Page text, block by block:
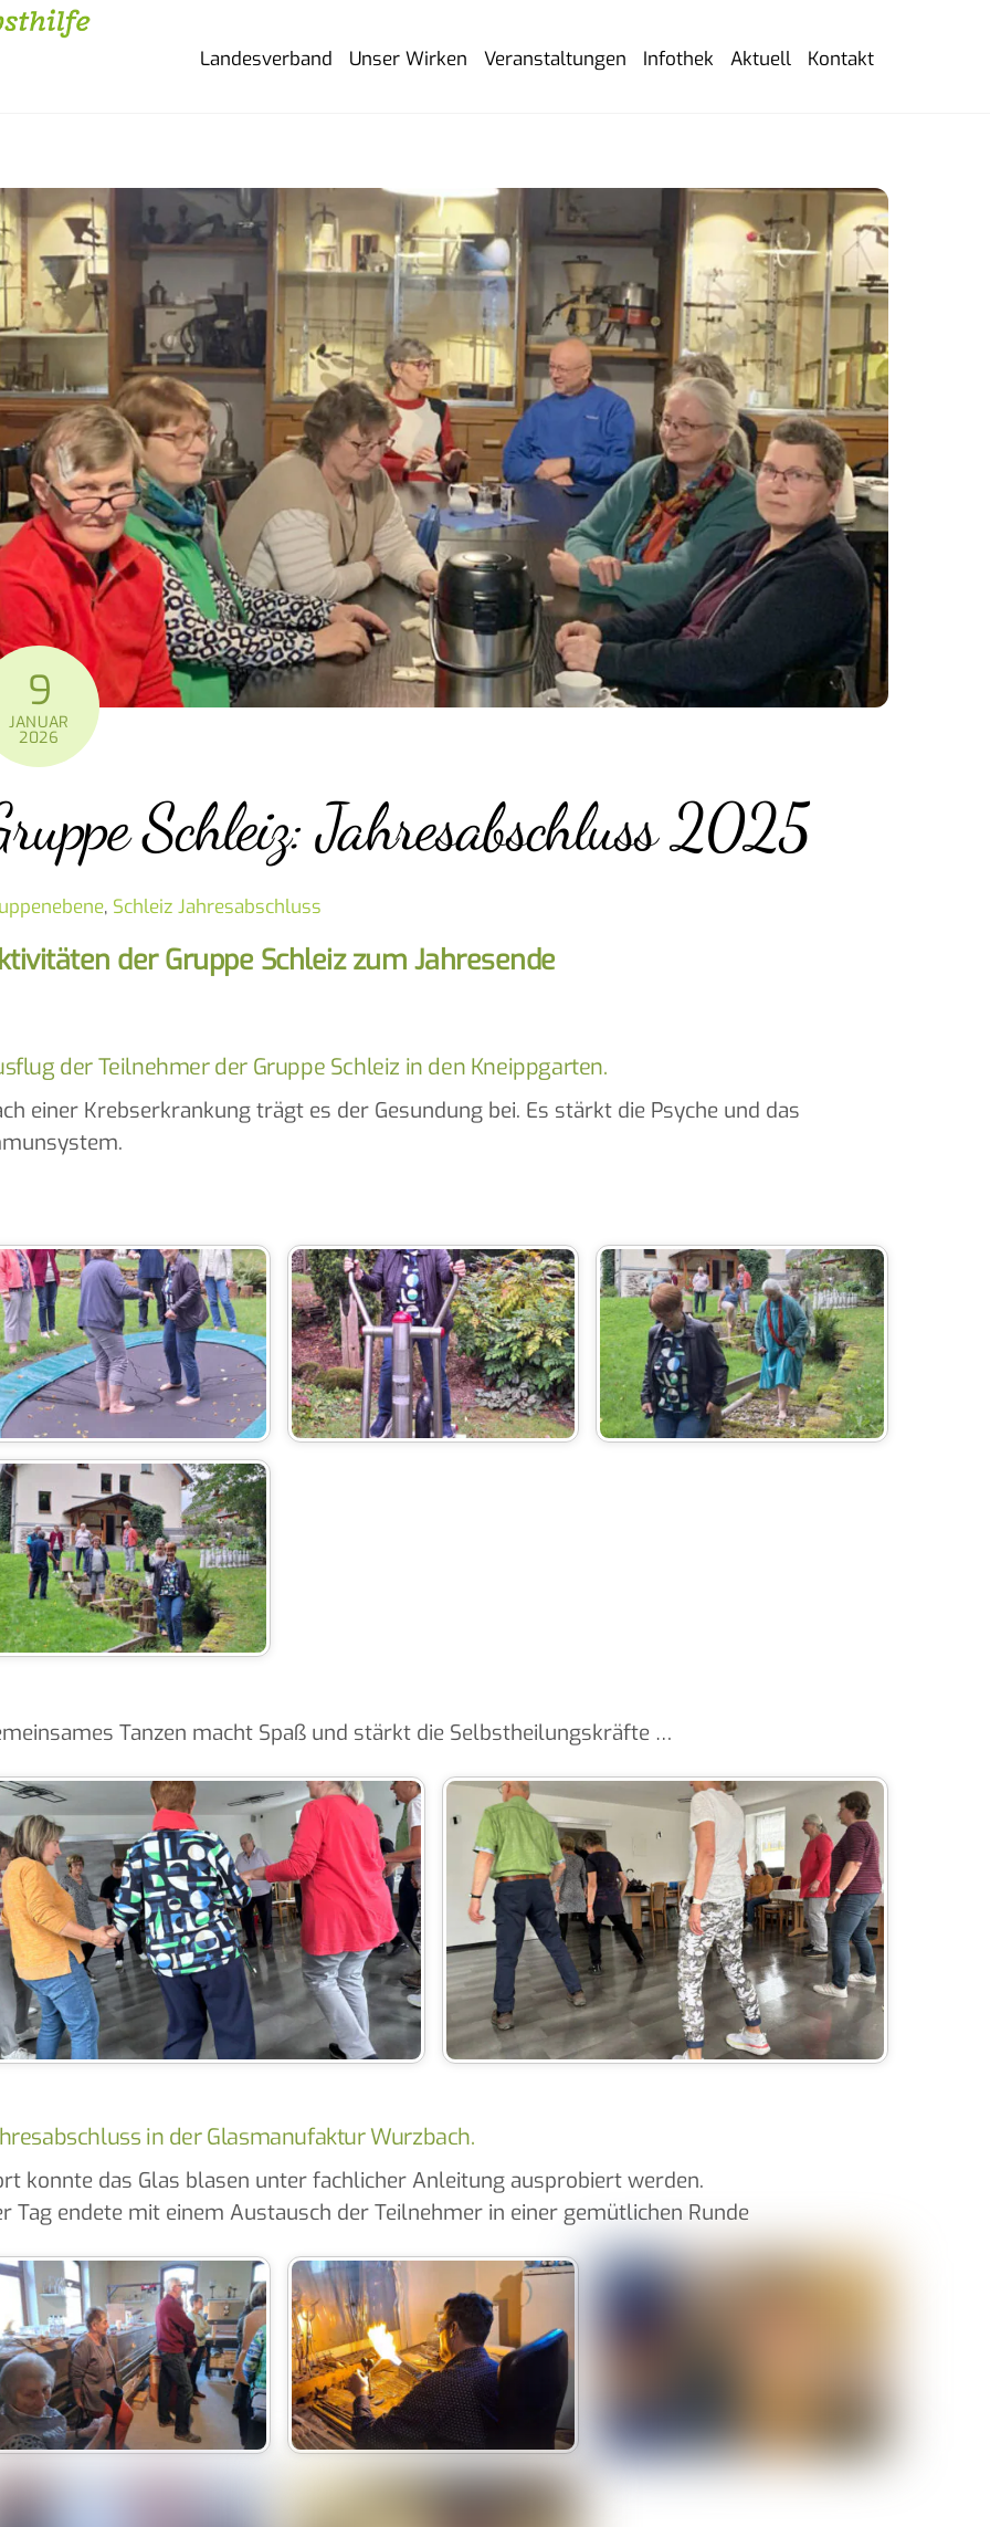
Landesverband Unser Wirken Veranstaltungen Infothek Aktuell Kontakt
9
JANUAR
2026
Schleiz: Jahresabschluss 2025
, Schleiz Jahresabschluss
der Gruppe Schleiz zum Jahresende
der Teilnehmer der Gruppe Schleiz in den Kneippgarten.
einer Krebserkrankung trägt es der Gesundung bei. Es stärkt die Psyche und das
Tanzen macht Spaß und stärkt die Selbstheilungskräfte …
in der Glasmanufaktur Wurzbach.
konnte das Glas blasen unter fachlicher Anleitung ausprobiert werden.
Tag endete mit einem Austausch der Teilnehmer in einer gemütlichen Runde